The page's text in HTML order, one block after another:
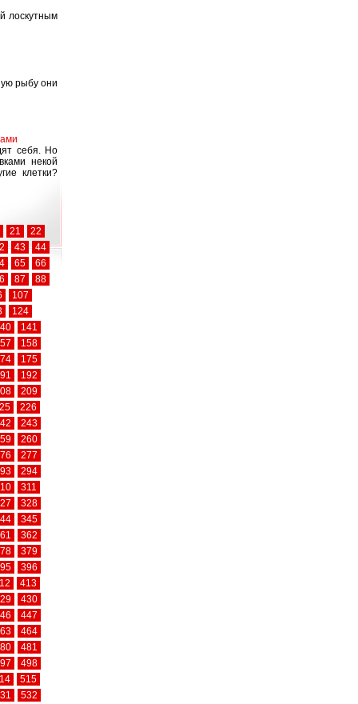
лоскутным
рыбу они
себя. Но
некой
клетки?
21
22
43
44
65
66
87
88
107
124
141
158
175
192
209
226
243
260
277
294
311
328
345
362
379
396
413
430
447
464
481
498
515
532